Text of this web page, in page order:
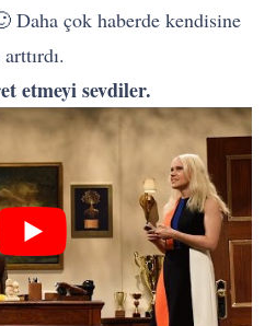
çok haberde kendisine
etmeyi sevdiler.